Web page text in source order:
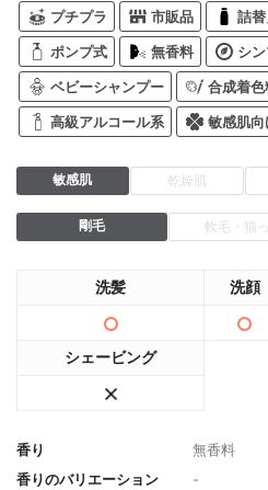
プチプラ 市販品 詰替
ポンプ式 無香料 シ
ベビーシャンプー 合成着
高級アルコール系 敏感肌向
敏感肌 乾燥肌
剛毛 軟毛・猫
洗髪 洗顔
シェービング
香り
無香料
香りのバリエーション
-